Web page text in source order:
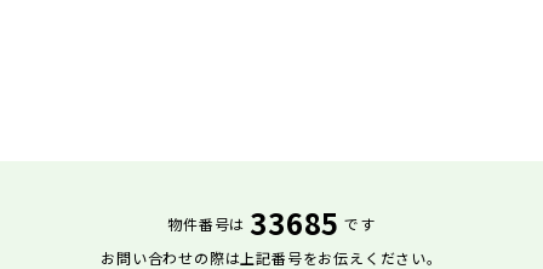
物件番号は 33685 です
お問い合わせの際は上記番号をお伝えください。